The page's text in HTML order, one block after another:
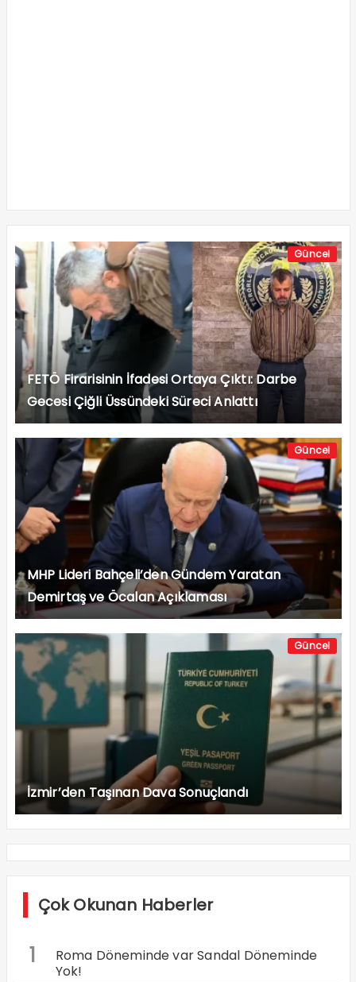
Güncel
FETÖ Firarisinin İfadesi Ortaya Çıktı: Darbe
Gecesi Çiğli Üssündeki Süreci Anlattı
Güncel
MHP Lideri Bahçeli’den Gündem Yaratan
Demirtaş ve Öcalan Açıklaması
Güncel
İzmir’den Taşınan Dava Sonuçlandı
Çok Okunan Haberler
1
Roma Döneminde var Sandal Döneminde
Yok!